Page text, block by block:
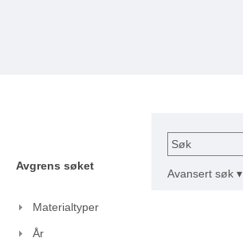
Avgrens søket
Materialtyper
År
Søk
Avansert søk ▾